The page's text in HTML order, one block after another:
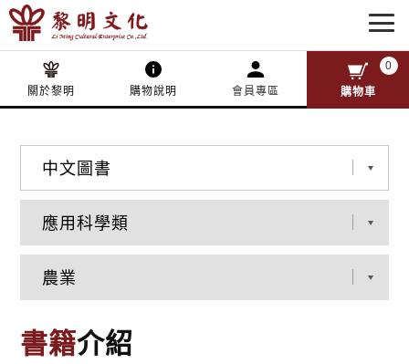
關於黎明 購物說明 會員專區
0
購物車
書籍介紹